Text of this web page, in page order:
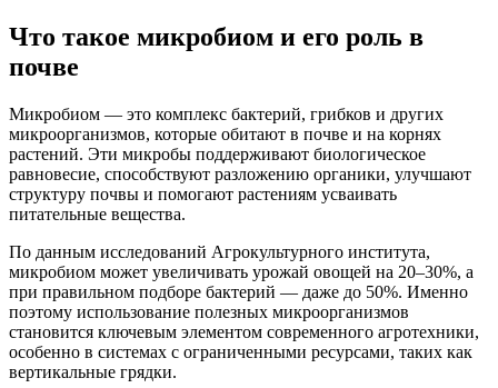
Что такое микробиом и его роль в
почве
Микробиом — это комплекс бактерий, грибков и других
микроорганизмов, которые обитают в почве и на корнях
растений. Эти микробы поддерживают биологическое
равновесие, способствуют разложению органики, улучшают
структуру почвы и помогают растениям усваивать
питательные вещества.
По данным исследований Агрокультурного института,
микробиом может увеличивать урожай овощей на 20–30%, а
при правильном подборе бактерий — даже до 50%. Именно
поэтому использование полезных микроорганизмов
становится ключевым элементом современного агротехники,
особенно в системах с ограниченными ресурсами, таких как
вертикальные грядки.